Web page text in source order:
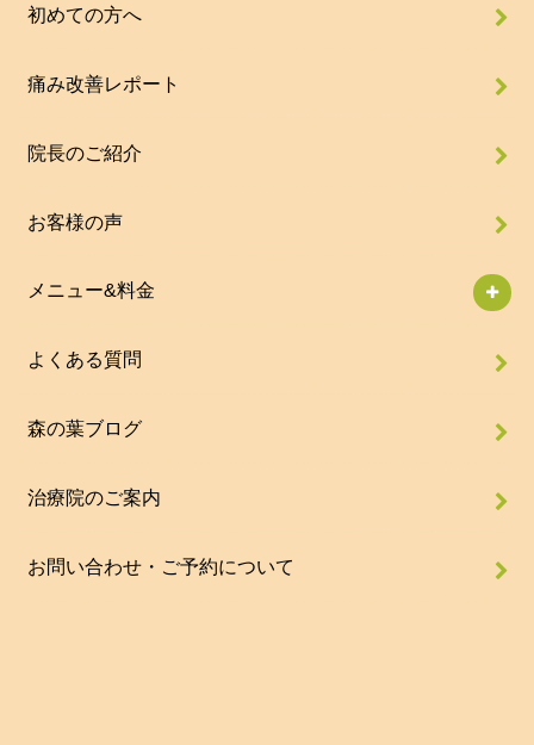
初めての方へ
痛み改善レポート
院長のご紹介
お客様の声
メニュー&料金
よくある質問
森の葉ブログ
治療院のご案内
お問い合わせ・ご予約について